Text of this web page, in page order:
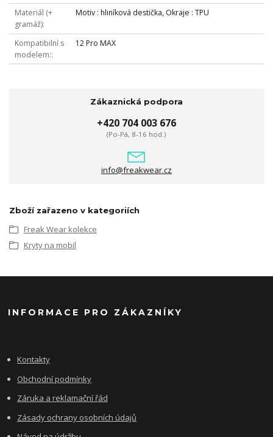
Materiál (+
gramáž)
Motiv : hliníková destička, Okraje : TPU
Kompatibilní s
modelem:
12 Pro MAX
Zákaznická podpora
+420 704 003 676
(Po-Pá, 8-16 hod.)
info@freakwear.cz
Zboží zařazeno v kategoriích
Freak Wear kolekce
Kryty na mobil
INFORMACE PRO ZÁKAZNÍKY
Kontakty
Obchodní podmínky
Záruka a reklamační řád
Zásady ochrany osobních údajů